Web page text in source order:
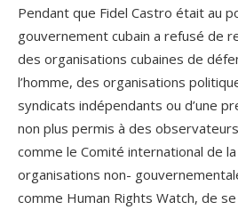
Pendant que Fidel Castro était au
gouvernement cubain a refusé de
des organisations cubaines de
l’homme, des organisations
syndicats indépendants ou d’une
non plus permis à des
comme le Comité international de
organisations non-
comme Human Rights Watch, de